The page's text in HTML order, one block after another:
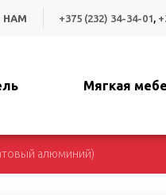
НАМ +375 (232) 34-34-01,
Мягкая
алюминий)